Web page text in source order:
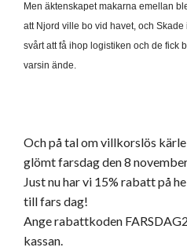
Men äktenskapet makarna emellan
att Njord ville bo vid havet, och
svårt att få ihop logistiken och de fick
varsin ände.
Och på tal om villkorslös
glömt farsdag den 8
Just nu har vi 15% rabatt på
till fars dag!
Ange rabattkoden
kassan.